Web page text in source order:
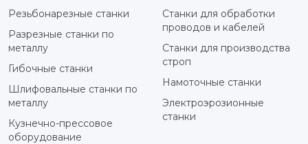
Резьбонарезные станки
Разрезные станки по
металлу
Гибочные станки
Шлифовальные станки по
металлу
Кузнечно-прессовое
оборудование
Станки для обработки
проводов и кабелей
Станки для производства
строп
Намоточные станки
Электроэрозионные
станки